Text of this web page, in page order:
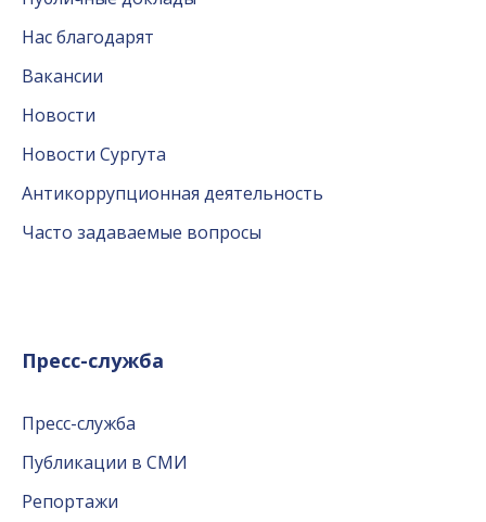
Нас благодарят
Вакансии
Новости
Новости Сургута
Антикоррупционная деятельность
Часто задаваемые вопросы
Пресс-служба
Пресс-служба
Публикации в СМИ
Репортажи